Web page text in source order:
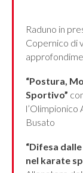
Raduno in
Copernico di
“Postura,
Sportivo”
Busato
“Difesa
nel karate